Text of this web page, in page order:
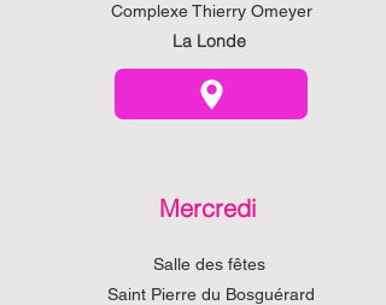
Complexe Thierry Omeyer
La Londe
Mercredi
Salle des fêtes
Saint Pierre du Bosguérard